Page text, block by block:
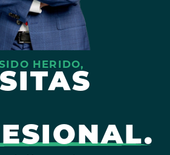
HERIDO,